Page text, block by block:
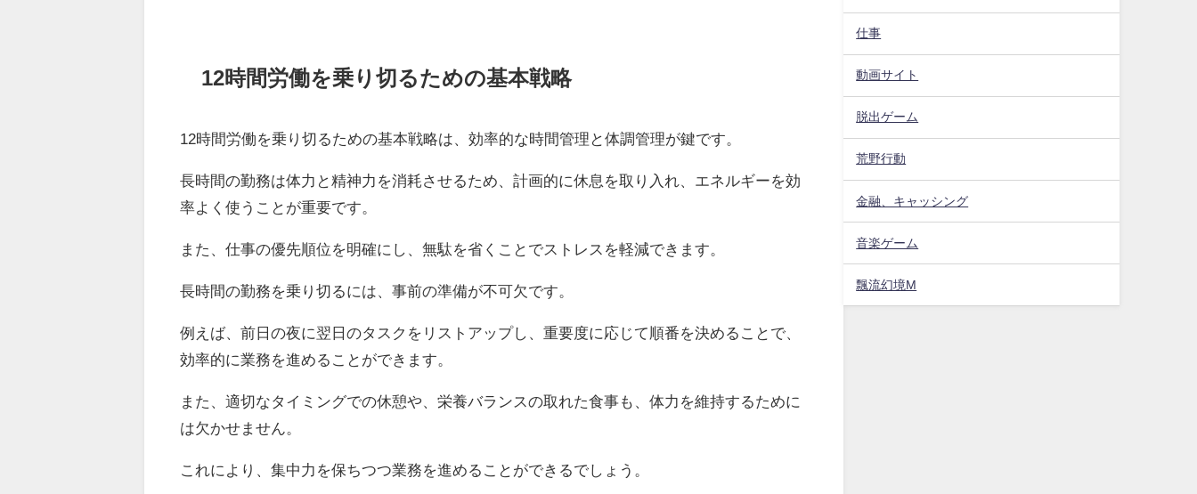
12時間労働を乗り切るための基本戦略
12時間労働を乗り切るための基本戦略は、効率的な時間管理と体調管理が鍵です。
長時間の勤務は体力と精神力を消耗させるため、計画的に休息を取り入れ、エネルギーを効
率よく使うことが重要です。
また、仕事の優先順位を明確にし、無駄を省くことでストレスを軽減できます。
長時間の勤務を乗り切るには、事前の準備が不可欠です。
例えば、前日の夜に翌日のタスクをリストアップし、重要度に応じて順番を決めることで、
効率的に業務を進めることができます。
また、適切なタイミングでの休憩や、栄養バランスの取れた食事も、体力を維持するために
は欠かせません。
これにより、集中力を保ちつつ業務を進めることができるでしょう。
仕事
動画サイト
脱出ゲーム
荒野行動
金融、キャッシング
音楽ゲーム
飄流幻境M